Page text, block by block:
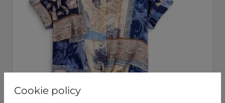
Cookie policy